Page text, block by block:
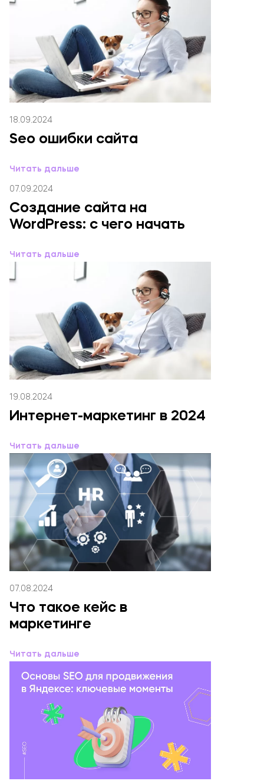
18.09.2024
Seo ошибки сайта
Читать дальше
07.09.2024
Создание сайта на
WordPress: с чего начать
Читать дальше
19.08.2024
Интернет-маркетинг в 2024
Читать дальше
07.08.2024
Что такое кейс в
маркетинге
Читать дальше
Оставьте заявку!